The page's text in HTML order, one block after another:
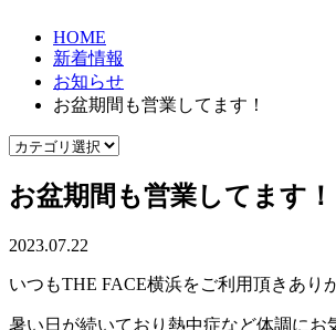
HOME
新着情報
お知らせ
お盆期間も営業してます！
お盆期間も営業してます！
2023.07.22
いつもTHE FACE横浜をご利用頂きあり
暑い日が続いており熱中症など体調にお